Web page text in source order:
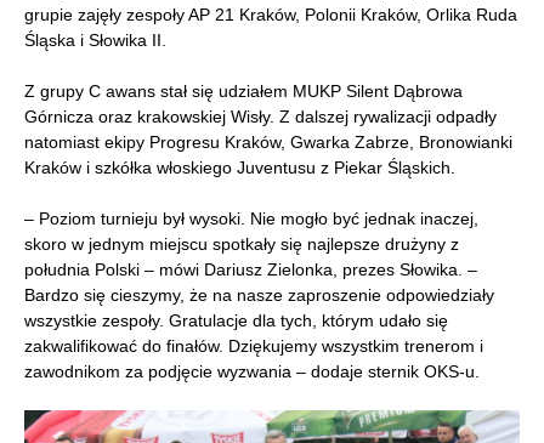
grupie zajęły zespoły AP 21 Kraków, Polonii Kraków, Orlika Ruda
Śląska i Słowika II.
Z grupy C awans stał się udziałem MUKP Silent Dąbrowa
Górnicza oraz krakowskiej Wisły. Z dalszej rywalizacji odpadły
natomiast ekipy Progresu Kraków, Gwarka Zabrze, Bronowianki
Kraków i szkółka włoskiego Juventusu z Piekar Śląskich.
– Poziom turnieju był wysoki. Nie mogło być jednak inaczej,
skoro w jednym miejscu spotkały się najlepsze drużyny z
południa Polski – mówi Dariusz Zielonka, prezes Słowika. –
Bardzo się cieszymy, że na nasze zaproszenie odpowiedziały
wszystkie zespoły. Gratulacje dla tych, którym udało się
zakwalifikować do finałów. Dziękujemy wszystkim trenerom i
zawodnikom za podjęcie wyzwania – dodaje sternik OKS-u.